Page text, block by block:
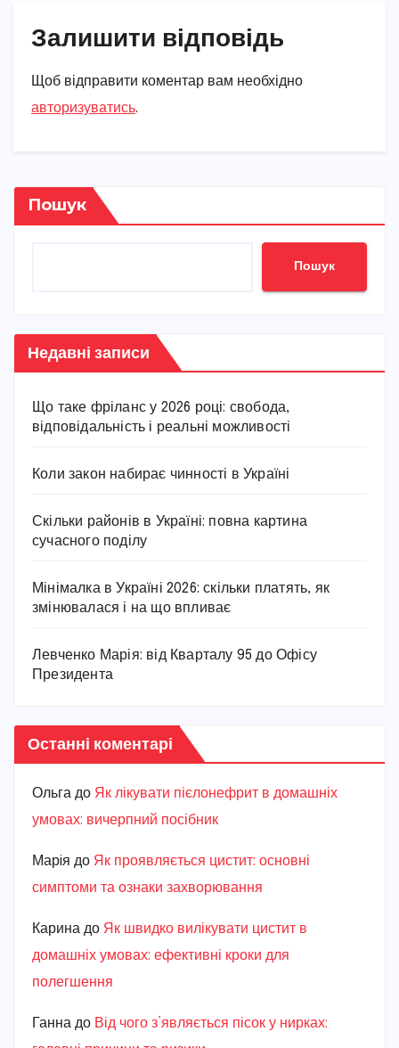
Залишити відповідь
Щоб відправити коментар вам необхідно
авторизуватись.
Пошук
Пошук
Недавні записи
Що таке фріланс у 2026 році: свобода,
відповідальність і реальні можливості
Коли закон набирає чинності в Україні
Скільки районів в Україні: повна картина
сучасного поділу
Мінімалка в Україні 2026: скільки платять, як
змінювалася і на що впливає
Левченко Марія: від Кварталу 95 до Офісу
Президента
Останні коментарі
Ольга до Як лікувати пієлонефрит в домашніх
умовах: вичерпний посібник
Марiя до Як проявляється цистит: основні
симптоми та ознаки захворювання
Карина до Як швидко вилікувати цистит в
домашніх умовах: ефективні кроки для
полегшення
Ганна до Від чого з’являється пісок у нирках: